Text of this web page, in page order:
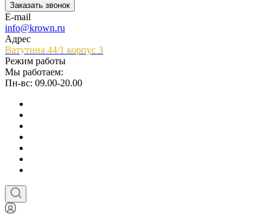
Заказать звонок
E-mail
info@krown.ru
Адрес
Ватутина 44/1 корпус 3
Режим работы
Мы работаем:
Пн-вс: 09.00-20.00